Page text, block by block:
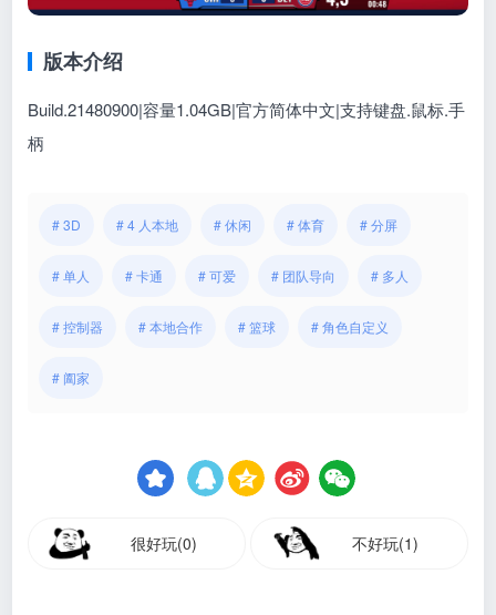
版本介绍
Build.21480900|容量1.04GB|官方简体中文|支持键盘.鼠标.手
柄
# 3D # 4 人本地 # 休闲 # 体育 # 分屏
# 单人 # 卡通 # 可爱 # 团队导向 # 多人
# 控制器 # 本地合作 # 篮球 # 角色自定义
# 阖家
很好玩(0) 不好玩(1)